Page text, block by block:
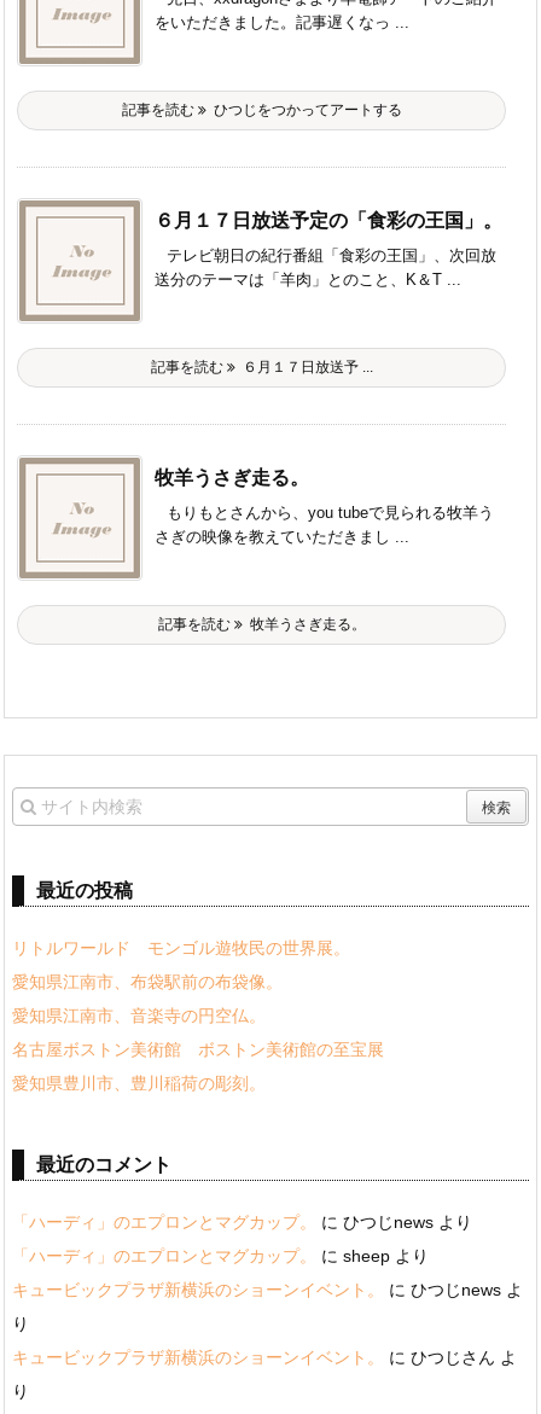
をいただきました。記事遅くなっ ...
記事を読む ひつじをつかってアートする
６月１７日放送予定の「食彩の王国」。
テレビ朝日の紀行番組「食彩の王国」、次回放
送分のテーマは「羊肉」とのこと、K＆T ...
記事を読む ６月１７日放送予 ...
牧羊うさぎ走る。
もりもとさんから、you tubeで見られる牧羊う
さぎの映像を教えていただきまし ...
記事を読む 牧羊うさぎ走る。
最近の投稿
リトルワールド モンゴル遊牧民の世界展。
愛知県江南市、布袋駅前の布袋像。
愛知県江南市、音楽寺の円空仏。
名古屋ボストン美術館 ボストン美術館の至宝展
愛知県豊川市、豊川稲荷の彫刻。
最近のコメント
「ハーディ」のエプロンとマグカップ。 に ひつじnews より
「ハーディ」のエプロンとマグカップ。
に sheep より
キュービックプラザ新横浜のショーンイベント。
に ひつじnews よ
り
キュービックプラザ新横浜のショーンイベント。
に ひつじさん よ
り